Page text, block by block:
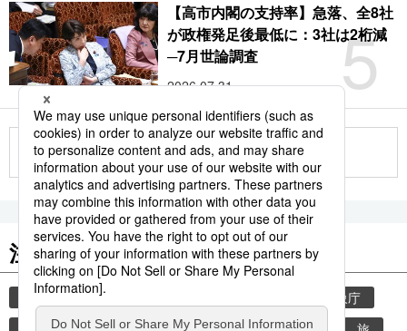
5
【高市内閣の支持率】急落、全8社
が政権発足後最低に：3社は2桁減
─7月世論調査
2026.07.31
もっと見る
注目のキーワード
共同通信ニュース
気象庁